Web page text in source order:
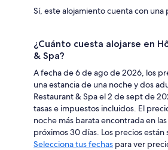
Sí, este alojamiento cuenta con una
¿Cuánto cuesta alojarse en
& Spa?
A fecha de 6 de ago de 2026, los
una estancia de una noche y dos
Restaurant & Spa el 2 de sept de
tasas e impuestos incluidos. El
noche más barata encontrada en
próximos 30 días. Los precios están
Selecciona tus fechas para ver